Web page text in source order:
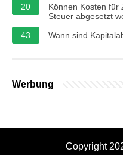
20
Können Kosten für
Steuer abgesetzt
43
Wann sind
Werbung
Copyright